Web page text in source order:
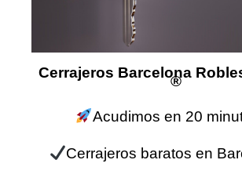
Cerrajeros Barcelona
®
Acudimos en 20
Cerrajeros baratos en